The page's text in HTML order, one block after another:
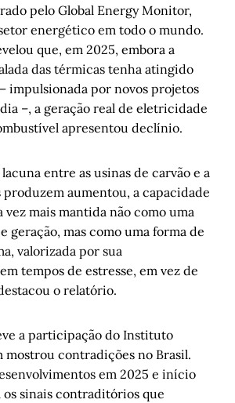
pelo Global Energy Monitor,
energético em todo o mundo.
que, em 2025, embora a
das térmicas tenha atingido
impulsionada por novos projetos
–, a geração real de eletricidade
apresentou declínio.
entre as usinas de carvão e a
produzem aumentou, a capacidade
vez mais mantida não como uma
geração, mas como uma forma de
valorizada por sua
tempos de estresse, em vez de
o relatório.
a participação do Instituto
mostrou contradições no Brasil.
em 2025 e início
os sinais contraditórios que